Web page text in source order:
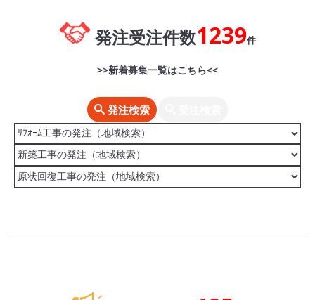
発注受注件数1239件
>>新着募集一覧はこちら<<
発注検索